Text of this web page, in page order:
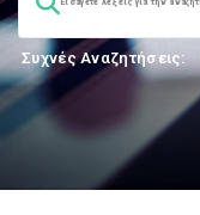
Συχνές Αναζητήσεις: